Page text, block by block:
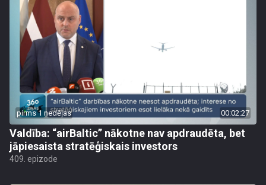
pirms 1 nedēļas 00:02:27
Valdība: “airBaltic” nākotne nav apdraudēta, bet
jāpiesaista stratēģiskais investors
409. epizode